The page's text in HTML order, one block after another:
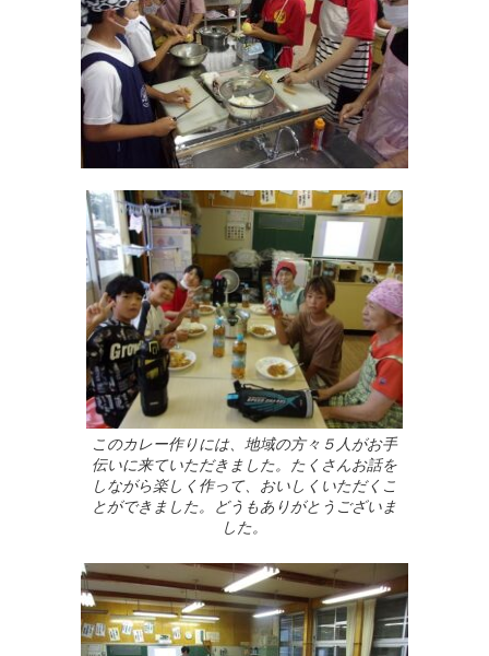
このカレー作りには、地域の方々５人がお手
伝いに来ていただきました。たくさんお話を
しながら楽しく作って、おいしくいただくこ
とができました。どうもありがとうございま
した。